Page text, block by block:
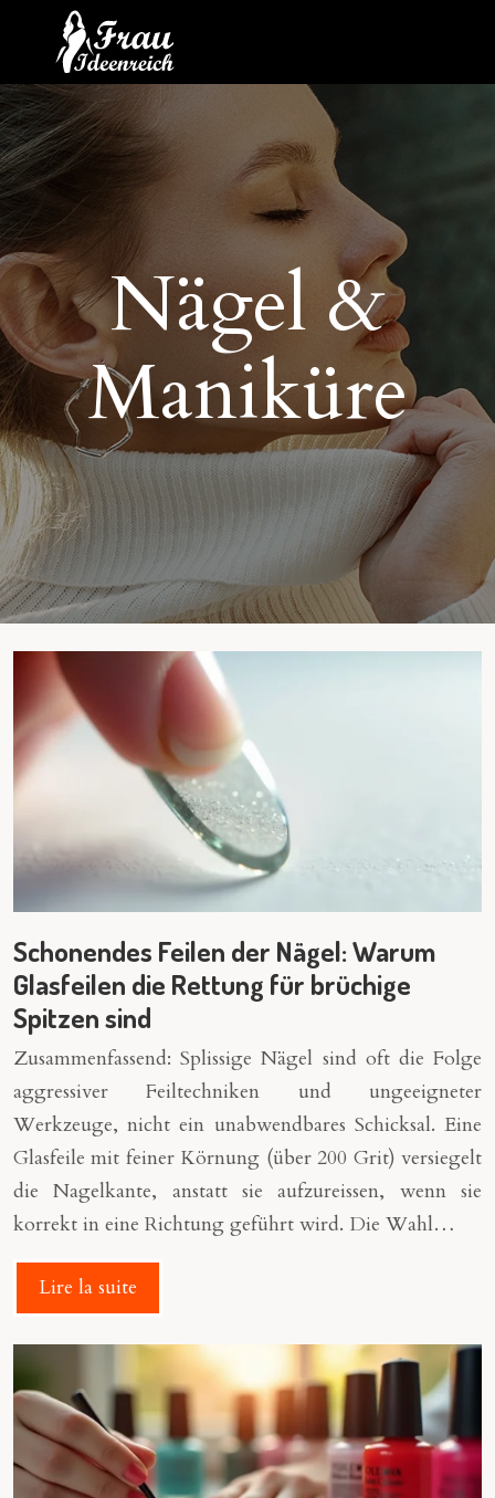
Nägel &
Maniküre
Schonendes Feilen der Nägel: Warum
Glasfeilen die Rettung für brüchige
Spitzen sind
Zusammenfassend: Splissige Nägel sind oft die Folge
aggressiver Feiltechniken und ungeeigneter
Werkzeuge, nicht ein unabwendbares Schicksal. Eine
Glasfeile mit feiner Körnung (über 200 Grit) versiegelt
die Nagelkante, anstatt sie aufzureissen, wenn sie
korrekt in eine Richtung geführt wird. Die Wahl…
Lire la suite